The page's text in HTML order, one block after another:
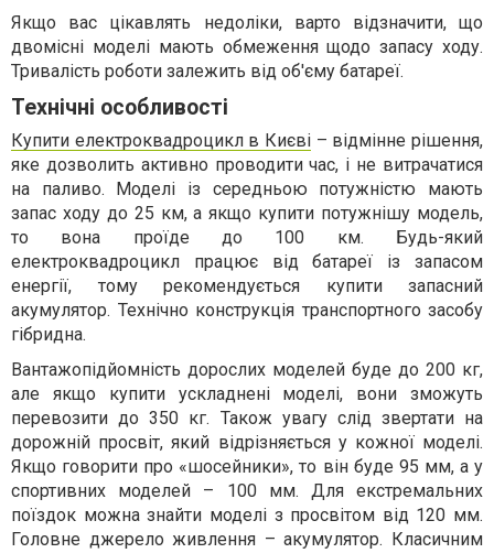
Якщо вас цікавлять недоліки, варто відзначити, що
двомісні моделі мають обмеження щодо запасу ходу.
Тривалість роботи залежить від об'єму батареї.
Технічні особливості
Купити електроквадроцикл в Києві – відмінне рішення,
яке дозволить активно проводити час, і не витрачатися
на паливо. Моделі із середньою потужністю мають
запас ходу до 25 км, а якщо купити потужнішу модель,
то вона проїде до 100 км. Будь-який
електроквадроцикл працює від батареї із запасом
енергії, тому рекомендується купити запасний
акумулятор. Технічно конструкція транспортного засобу
гібридна.
Вантажопідйомність дорослих моделей буде до 200 кг,
але якщо купити ускладнені моделі, вони зможуть
перевозити до 350 кг. Також увагу слід звертати на
дорожній просвіт, який відрізняється у кожної моделі.
Якщо говорити про «шосейники», то він буде 95 мм, а у
спортивних моделей – 100 мм. Для екстремальних
поїздок можна знайти моделі з просвітом від 120 мм.
Головне джерело живлення – акумулятор. Класичним